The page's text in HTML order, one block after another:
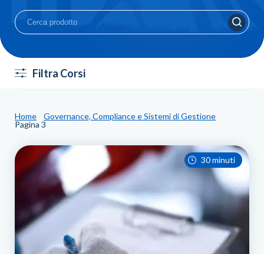
Filtra Corsi
Home
Governance, Compliance e Sistemi di Gestione
Pagina 3
30 minuti